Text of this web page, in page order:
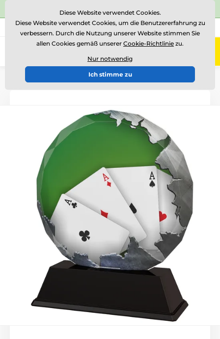
⭐Siehe 504 verifizierte Bewertungen auf
Rufen Sie uns an (Mo-Fr 15-18) +43 676 361 37 22
0
Einführung Acryltrophäen ACER2017
Diese Website verwendet Cookies.
Diese Website verwendet Cookies, um die Benutzererfahrung zu
verbessern. Durch die Nutzung unserer Website stimmen Sie
allen Cookies gemäß unserer Cookie-Richtlinie zu.
Nur notwendig
Ich stimme zu